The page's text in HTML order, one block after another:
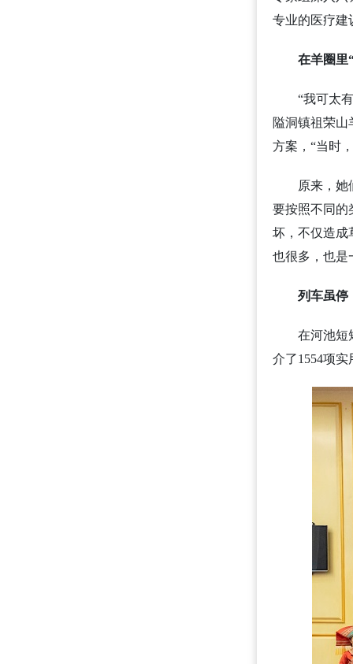
专业的医疗建
在羊圈里
“我可太
隘洞镇祖荣
方案，“当时
原来，她
要按照不同的
坏，不仅造成
也很多，也是
列车虽停
在河池短
介了1554项